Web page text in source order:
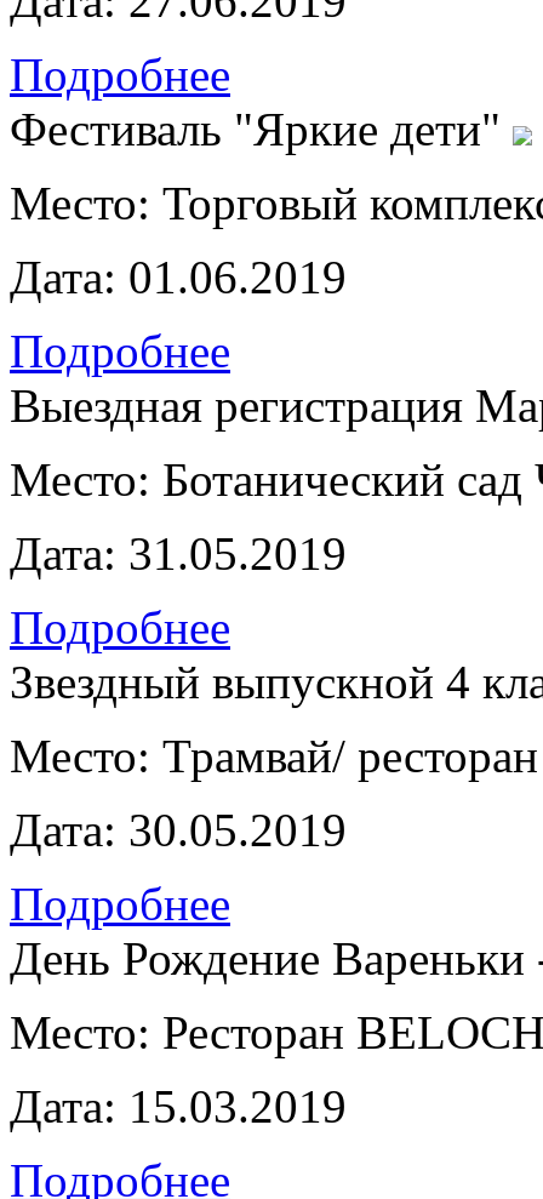
Подробнее
Фестиваль "Яркие дети"
Место: Торговый
Дата: 01.06.2019
Подробнее
Выездная регистрация
Место: Ботанический
Дата: 31.05.2019
Подробнее
Звездный выпускной 4
Место: Трамвай/
Дата: 30.05.2019
Подробнее
День Рождение Вареньки
Место: Ресторан
Дата: 15.03.2019
Подробнее